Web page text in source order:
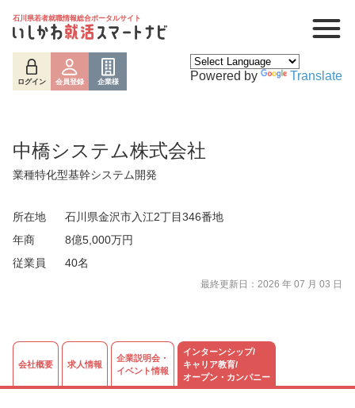
石川県若者就職情報総合ポータルサイト
ログイン 会員登録 企業様 Powered by Translate
中橋システム株式会社
業種特化型基幹システム開発
所在地
石川県金沢市入江2丁目346番地
年商
8億5,000万円
従業員
40名
最終更新日：2026 年 07 月 03 日
会社概要 求人情報
企業説明会・
イベント情報
インターンシップ/
キャリア教育/
オープン・カンパニー